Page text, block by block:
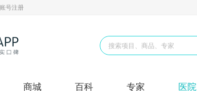
号注册
商城 百科 专家 医院